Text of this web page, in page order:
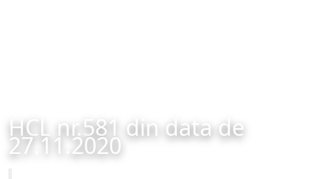
HCL nr.581 din data de
27.11.2020